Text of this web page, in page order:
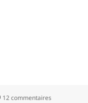
12 commentaires